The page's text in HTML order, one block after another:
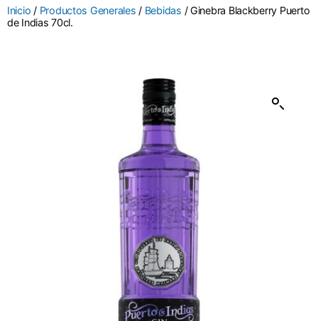
Inicio / Productos Generales / Bebidas / Ginebra Blackberry Puerto
de Indias 70cl.